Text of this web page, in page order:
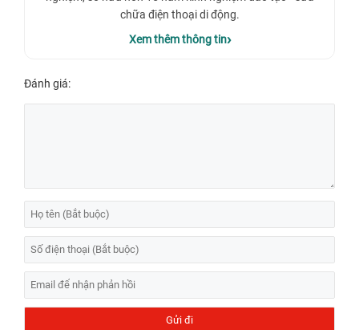
chữa điện thoại di động.
Xem thêm thông tin
Đánh giá: